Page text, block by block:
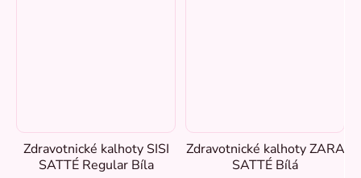
Zdravotnické kalhoty SISI
SATTÉ Regular Bíla
Zdravotnické kalhoty ZARA
SATTÉ Bílá